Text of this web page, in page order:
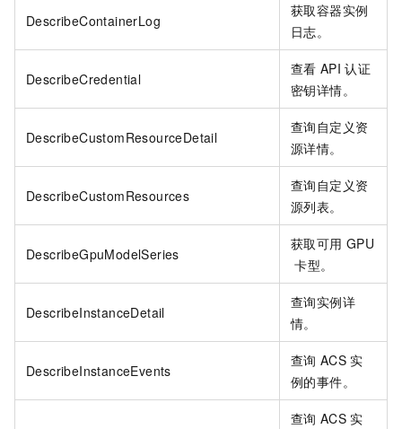
DescribeContainerLog
获取容器实例
日志。
DescribeCredential
查看 API 认证
密钥详情。
DescribeCustomResourceDetail
查询自定义资
源详情。
DescribeCustomResources
查询自定义资
源列表。
DescribeGpuModelSeries
获取可用 GPU
卡型。
DescribeInstanceDetail
查询实例详
情。
DescribeInstanceEvents
查询 ACS 实
例的事件。
查询 ACS 实